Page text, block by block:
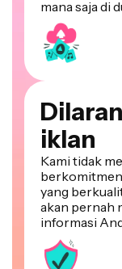
iklan
Kami tidak
berkomitmen
yang
akan pernah
informasi